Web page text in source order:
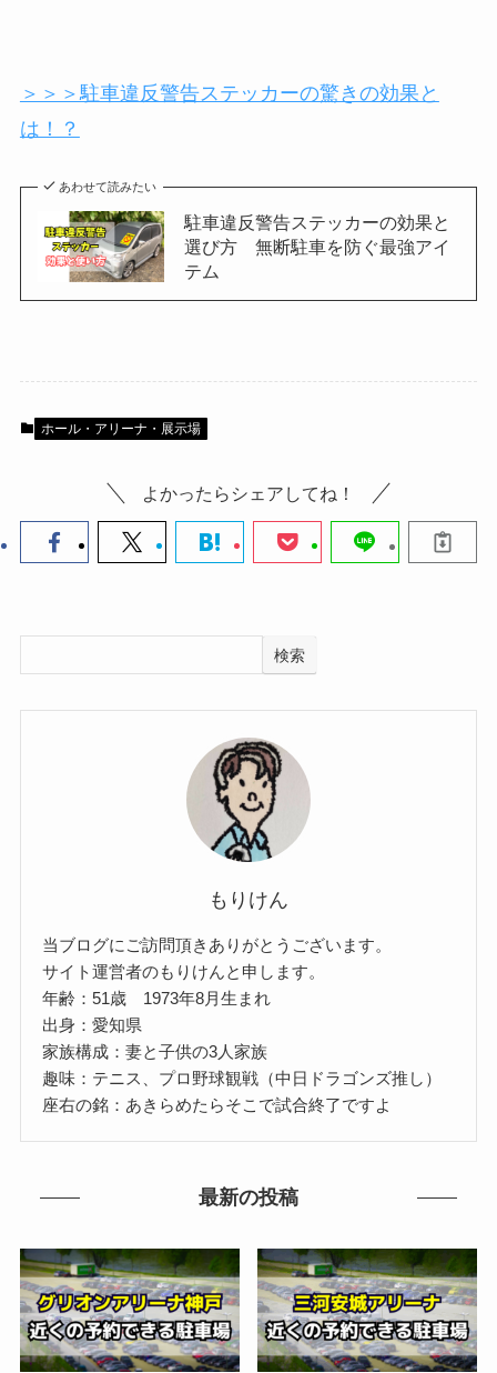
＞＞＞駐車違反警告ステッカーの驚きの効果と
は！？
あわせて読みたい
駐車違反警告ステッカーの効果と
選び方 無断駐車を防ぐ最強アイ
テム
ホール・アリーナ・展示場
よかったらシェアしてね！
検索
もりけん
当ブログにご訪問頂きありがとうございます。
サイト運営者のもりけんと申します。
年齢：51歳 1973年8月生まれ
出身：愛知県
家族構成：妻と子供の3人家族
趣味：テニス、プロ野球観戦（中日ドラゴンズ推し）
座右の銘：あきらめたらそこで試合終了ですよ
最新の投稿